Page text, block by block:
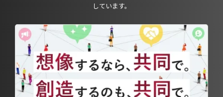
しています。